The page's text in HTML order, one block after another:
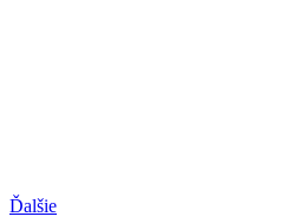
Ďalšie